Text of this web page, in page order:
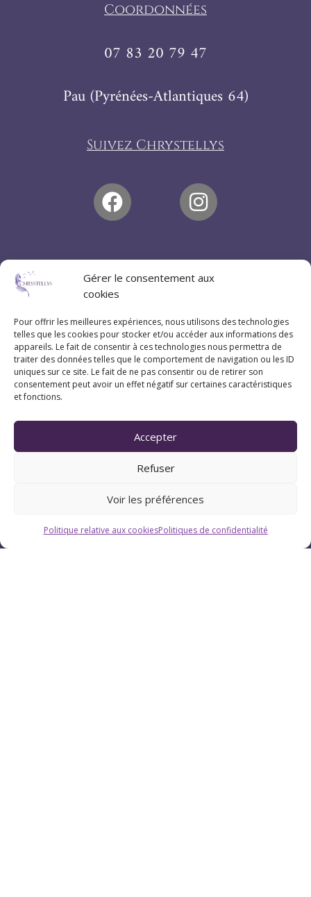
Gérer le consentement aux
cookies
Pour offrir les meilleures expériences, nous utilisons des technologies
telles que les cookies pour stocker et/ou accéder aux informations des
appareils. Le fait de consentir à ces technologies nous permettra de
traiter des données telles que le comportement de navigation ou les ID
uniques sur ce site. Le fait de ne pas consentir ou de retirer son
consentement peut avoir un effet négatif sur certaines caractéristiques
et fonctions.
Accepter
Refuser
Voir les préférences
Politique relative aux cookiesPolitiques de confidentialité
Coordonnées
07 83 20 79 47
Pau (Pyrénées-Atlantiques 64)
Suivez Chrystellys
Horaires
Du lundi au vendredi : 9h-12h / 13h-18h
Le samedi : 9h-12h